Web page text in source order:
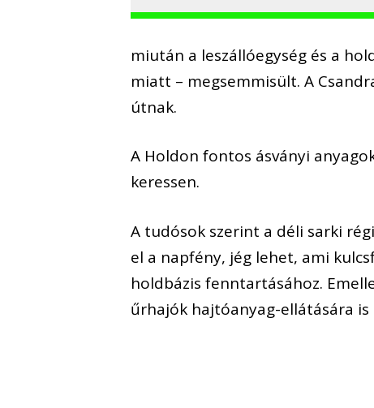
miután a leszállóegység és a
miatt – megsemmisült. A
útnak.
A Holdon fontos ásványi
keressen.
A tudósok szerint a déli sarki
el a napfény, jég lehet, ami
holdbázis fenntartásához.
űrhajók hajtóanyag-ellátására is